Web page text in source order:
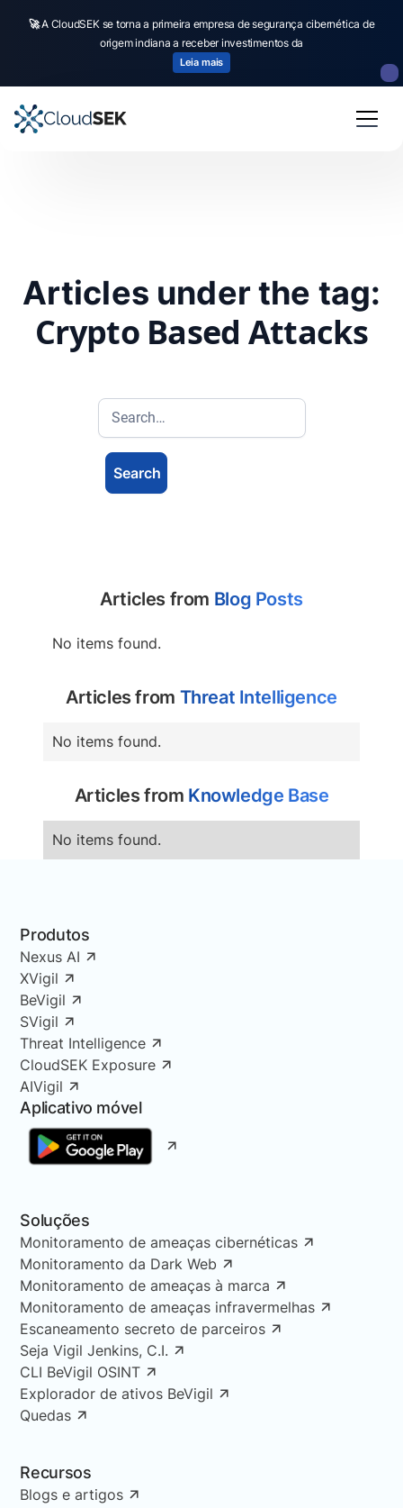
🚀A CloudSEK se torna a primeira empresa de segurança cibernética de
origem indiana a receber investimentos da
Leia mais
Articles under the tag:
Crypto Based Attacks
Articles from Blog Posts
No items found.
Articles from Threat Intelligence
No items found.
Articles from Knowledge Base
No items found.
Produtos
Nexus AI
XVigil
BeVigil
SVigil
Threat Intelligence
CloudSEK Exposure
AIVigil
Aplicativo móvel
Soluções
Monitoramento de ameaças cibernéticas
Monitoramento da Dark Web
Monitoramento de ameaças à marca
Monitoramento de ameaças infravermelhas
Escaneamento secreto de parceiros
Seja Vigil Jenkins, C.I.
CLI BeVigil OSINT
Explorador de ativos BeVigil
Quedas
Recursos
Blogs e artigos